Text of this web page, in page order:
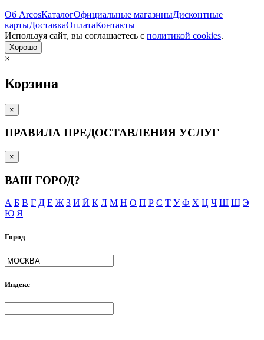
Об ArcosКаталогОфициальные магазиныДисконтные
картыДоставкаОплатаКонтакты
Используя сайт, вы согла­шаетесь с политикой cookies.
Хорошо
×
Корзина
×
ПРАВИЛА ПРЕДОСТАВЛЕНИЯ УСЛУГ
×
ВАШ ГОРОД?
А Б В Г Д Е Ж З И Й К Л М Н О П Р С Т У Ф Х Ц Ч Ш Щ Э
Ю Я
Город
Индекс